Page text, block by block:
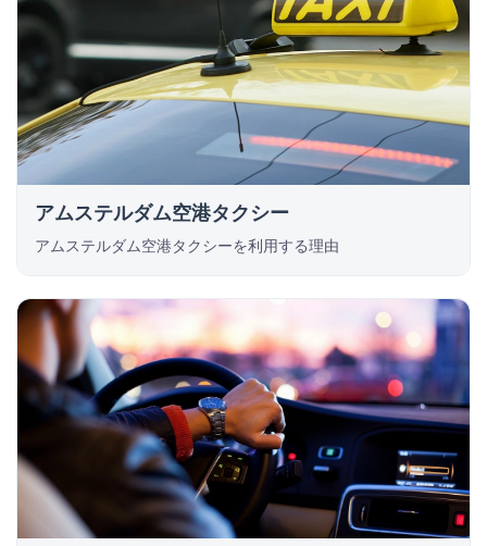
アムステルダム空港タクシー
アムステルダム空港タクシーを利用する理由